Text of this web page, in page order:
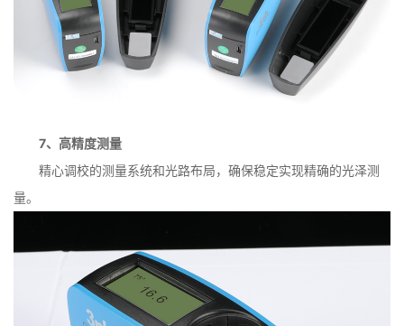
7、高精度测量
精心调校的测量系统和光路布局，确保稳定实现精确的光泽测
量。